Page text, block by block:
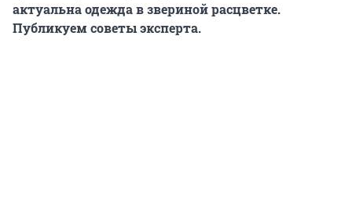
актуальна одежда в звериной расцветке.
Публикуем советы эксперта.